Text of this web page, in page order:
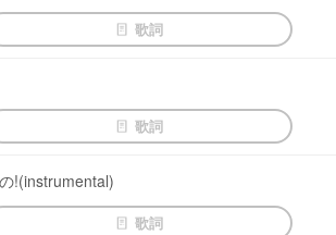
歌詞
歌詞
!(instrumental)
歌詞